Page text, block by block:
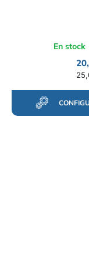
En stock